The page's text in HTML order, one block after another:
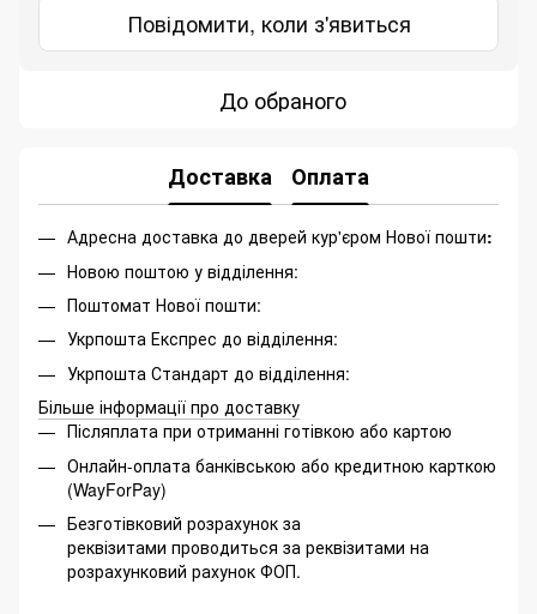
Повідомити, коли з'явиться
До обраного
Доставка Оплата
Адресна доставка до дверей кур'єром Нової пошти:
Новою поштою у відділення:
Поштомат Нової пошти:
Укрпошта Експрес до відділення:
Укрпошта Стандарт до відділення:
Більше інформації про доставку
Післяплата при отриманні готівкою або картою
Онлайн-оплата банківською або кредитною карткою
(WayForPay)
Безготівковий розрахунок за
реквізитами проводиться за реквізитами на
розрахунковий рахунок ФОП.